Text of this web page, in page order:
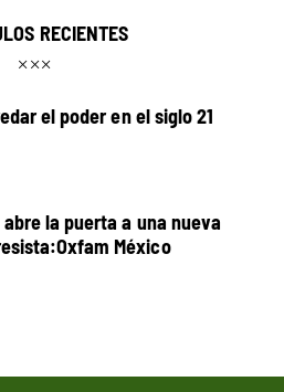
RECIENTES
el poder en el siglo 21
la puerta a una nueva
México